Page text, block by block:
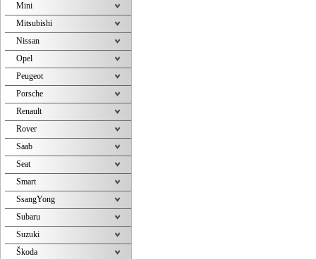
Mini
Mitsubishi
Nissan
Opel
Peugeot
Porsche
Renault
Rover
Saab
Seat
Smart
SsangYong
Subaru
Suzuki
Škoda